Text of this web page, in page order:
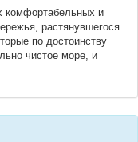
комфортабельных и
растянувшегося
по достоинству
чистое море, и